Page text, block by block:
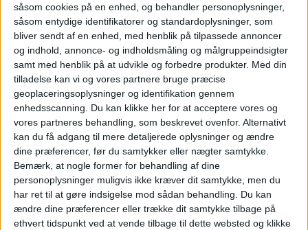
såsom cookies på en enhed, og behandler personoplysninger,
såsom entydige identifikatorer og standardoplysninger, som
bliver sendt af en enhed, med henblik på tilpassede annoncer
og indhold, annonce- og indholdsmåling og målgruppeindsigter
samt med henblik på at udvikle og forbedre produkter. Med din
tilladelse kan vi og vores partnere bruge præcise
geoplaceringsoplysninger og identifikation gennem
enhedsscanning. Du kan klikke her for at acceptere vores og
vores partneres behandling, som beskrevet ovenfor. Alternativt
kan du få adgang til mere detaljerede oplysninger og ændre
dine præferencer, før du samtykker eller nægter samtykke.
Bemærk, at nogle former for behandling af dine
personoplysninger muligvis ikke kræver dit samtykke, men du
har ret til at gøre indsigelse mod sådan behandling.
Du kan
ændre dine præferencer eller trække dit samtykke tilbage på
ethvert tidspunkt ved at vende tilbage til dette websted og klikke
gennemsigtighed. Og det glæder os, at
projektet så samtidig giver muligheden for at
skabe reelle forbedringer i hverdagen for
befolkningen i Laos. Nu glæder vi os til at
begynde samarbejdet, men mest til at se
udviklingen af vores investeringer er med til at
skabe, specielt i de nordlige områder i Laos,
som endnu ikke har adgang til de
energieffektive komfurer, konstaterer
lufthavnens administrerende direktør.